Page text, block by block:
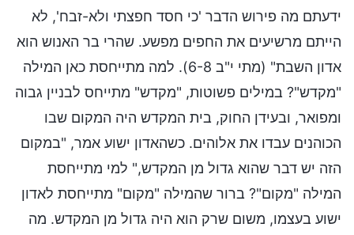
ידעתם מה פירוש הדבר 'כי חסד חפצתי ולא-זבח', לא
הייתם מרשיעים את החפים מפשע. שהרי בר האנוש הוא
אדון השבת" (מתי י"ב 6-8). למה מתייחסת כאן המילה
"מקדש"? במילים פשוטות, "מקדש" מתייחס לבניין גבוה
ומפואר, ובעידן החוק, בית המקדש היה המקום שבו
הכוהנים עבדו את אלוהים. כשהאדון ישוע אמר, "במקום
הזה יש דבר שהוא גדול מן המקדש," למי מתייחסת
המילה "מקום"? ברור שהמילה "מקום" מתייחסת לאדון
ישוע בעצמו, משום שרק הוא היה גדול מן המקדש. מה